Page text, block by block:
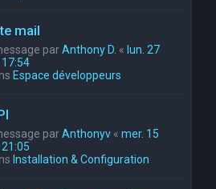
mail
parAnthony D. « lun. 27
Espace développeurs
parAnthonyv « mer. 15
Installation & Configuration